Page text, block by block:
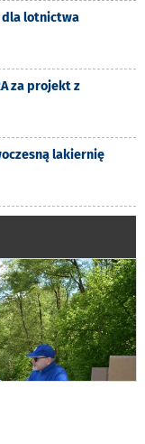
dla lotnictwa
za projekt z
lakiernię